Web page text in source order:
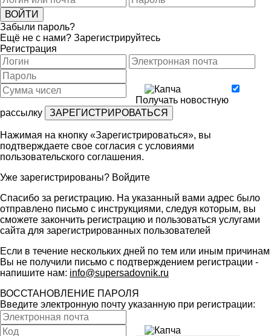
Забыли пароль?
Ещё не с нами? Зарегистрируйтесь
Регистрация
Получать новостную
рассылку
Нажимая на кнопку «Зарегистрироваться», вы
подтверждаете свое согласия с условиями
пользовательского соглашения.
Уже зарегистрированы? Войдите
Спасибо за регистрацию. На указанный вами адрес было
отправлено письмо с инструкциями, следуя которым, вы
сможете закончить регистрацию и пользоваться услугами
сайта для зарегистрированных пользователей
Если в течение нескольких дней по тем или иным причинам
Вы не получили письмо с подтверждением регистрации -
напишите нам: info@supersadovnik.ru
ВОССТАНОВЛЕНИЕ ПАРОЛЯ
Введите электронную почту указанную при регистрации: